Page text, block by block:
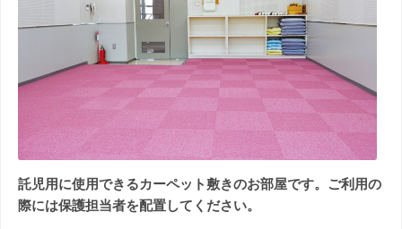
託児用に使用できるカーペット敷きのお部屋です。ご利用の
際には保護担当者を配置してください。